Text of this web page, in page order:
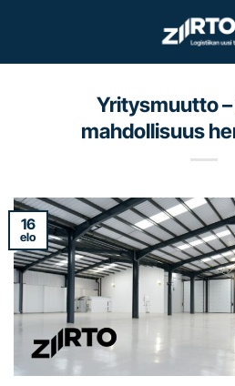
Yritysmuutto –
mahdollisuus
16
elo